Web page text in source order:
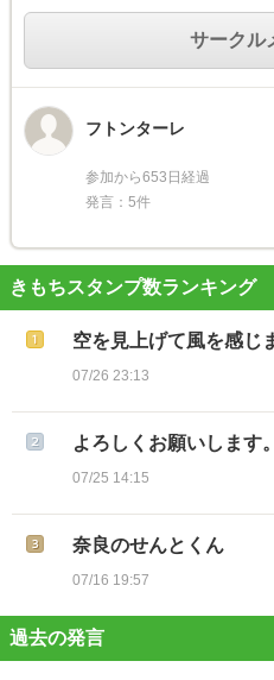
サークル
フトンターレ
参加から653日経過
発言：5件
きもちスタンプ数ランキング
空を見上げて風を感じ
07/26 23:13
よろしくお願いします。
07/25 14:15
奈良のせんとくん
07/16 19:57
過去の発言